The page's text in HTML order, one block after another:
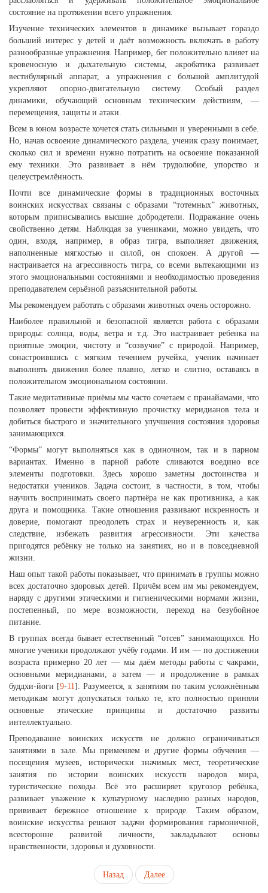
состояние на протяжении всего упражнения.
Изучение технических элементов в динамике вызывает гораздо
больший интерес у детей и даёт возможность включать в работу
разнообразные упражнения. Например, бег положительно влияет на
кровеносную и дыхательную системы, акробатика развивает
вестибулярный аппарат, а упражнения с большой амплитудой
укрепляют опорно-двигательную систему. Особый раздел
динамики, обучающий основным техническим действиям, —
перемещения, защиты и атаки.
Всем в юном возрасте хочется стать сильными и уверенными в себе.
Но, начав освоение динамического раздела, ученик сразу понимает,
сколько сил и времени нужно потратить на освоение показанной
ему техники. Это развивает в нём трудолюбие, упорство и
целеустремлённость.
Почти все динамические формы в традиционных восточных
воинских искусствах связаны с образами “тотемных” животных,
которым приписывались высшие добродетели. Подражание очень
свойственно детям. Наблюдая за учениками, можно увидеть, что
один, входя, например, в образ тигра, выполняет движения,
наполненные мягкостью и силой, он спокоен. А другой —
настраивается на агрессивность тигра, со всеми вытекающими из
этого эмоциональными состояниями и необходимостью проведения
преподавателем серьёзной разъяснительной работы.
Мы рекомендуем работать с образами животных очень осторожно.
Наиболее правильной и безопасной является работа с образами
природы: солнца, воды, ветра и т.д. Это настраивает ребенка на
приятные эмоции, чистоту и “созвучие” с природой. Например,
сонастроившись с мягким течением ручейка, ученик начинает
выполнять движения более плавно, легко и слитно, оставаясь в
положительном эмоциональном состоянии.
Такие медитативные приёмы мы часто сочетаем с пранайамами, что
позволяет провести эффективную прочистку меридианов тела и
добиться быстрого и значительного улучшения состояния здоровья
занимающихся.
“Формы” могут выполняться как в одиночном, так и в парном
вариантах. Именно в парной работе сливаются воедино все
элементы подготовки. Здесь хорошо заметны достоинства и
недостатки учеников. Задача состоит, в частности, в том, чтобы
научить воспринимать своего партнёра не как противника, а как
друга и помощника. Такие отношения развивают искренность и
доверие, помогают преодолеть страх и неуверенность и, как
следствие, избежать развития агрессивности. Эти качества
пригодятся ребёнку не только на занятиях, но и в повседневной
жизни.
Наш опыт такой работы показывает, что принимать в группы можно
всех достаточно здоровых детей. Причём всем им мы рекомендуем,
наряду с другими этическими и гигиеническими нормами жизни,
постепенный, по мере возможности, переход на безубойное
питание.
В группах всегда бывает естественный “отсев” занимающихся. Но
многие ученики продолжают учёбу годами. И им — по достижении
возраста примерно 20 лет — мы даём методы работы с чакрами,
основными меридианами, а затем — и продолжение в рамках
буддхи-йоги [9-11]. Разумеется, к занятиям по таким усложнённым
методикам могут допускаться только те, кто полностью приняли
основные этические принципы и достаточно развиты
интеллектуально.
Преподавание воинских искусств не должно ограничиваться
занятиями в зале. Мы применяем и другие формы обучения —
посещения музеев, исторически значимых мест, теоретические
занятия по истории воинских искусств народов мира,
туристические походы. Всё это расширяет кругозор ребёнка,
развивает уважение к культурному наследию разных народов,
прививает бережное отношение к природе. Таким образом,
воинские искусства решают задачи формирования гармоничной,
всесторонне развитой личности, закладывают основы
нравственности, здоровья и духовности.
Назад Далее